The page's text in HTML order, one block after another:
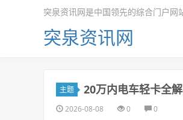
突泉资讯网是中国领先的综合门户网
突泉资讯网
主题 20万内电车轻卡全
2026-08-08 0
0